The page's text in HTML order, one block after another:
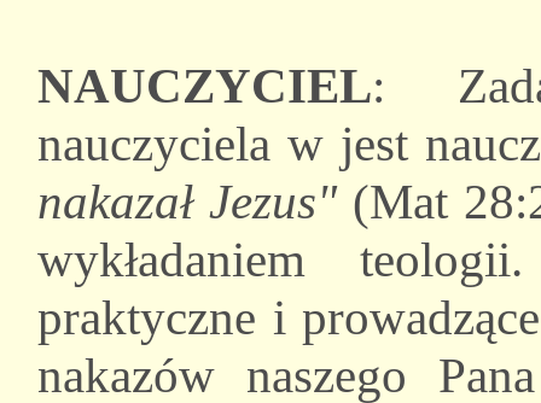
NAUCZYCIEL:
nauczyciela w jest
nakazał Jezus"(Mat
wykładaniem
praktyczne i
nakazów naszego